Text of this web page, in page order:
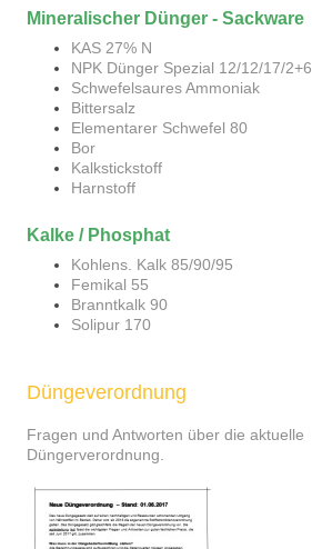
Mineralischer Dünger - Sackware
KAS 27% N
NPK Dünger Spezial 12/12/17/2+6
Schwefelsaures Ammoniak
Bittersalz
Elementarer Schwefel 80
Bor
Kalkstickstoff
Harnstoff
Kalke / Phosphat
Kohlens. Kalk 85/90/95
Femikal 55
Branntkalk 90
Solipur 170
Düngeverordnung
Fragen und Antworten über die aktuelle
Düngerverordnung.